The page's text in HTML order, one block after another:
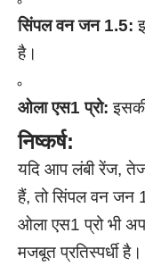
सिंपल वन जन 1.5:
है।
ओला एस1 प्रो:
निष्कर्ष:
यदि आप लंबी रेंज,
हैं, तो सिंपल वन जन
ओला एस1 प्रो भी
मजबूत प्रतिस्पर्धी